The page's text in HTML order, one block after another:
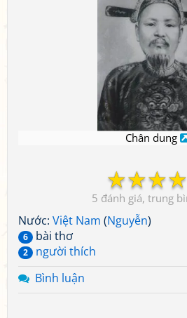
Chân dung
☆
☆
☆
☆
5
Nước: Việt Nam (Nguyễn)
6 bài thơ
2
người thích
Bình luận